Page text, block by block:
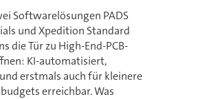
Softwarelösungen PADS
und Xpedition Standard
die Tür zu High-End-PCB-
KI-automatisiert,
erstmals auch für kleinere
erreichbar. Was